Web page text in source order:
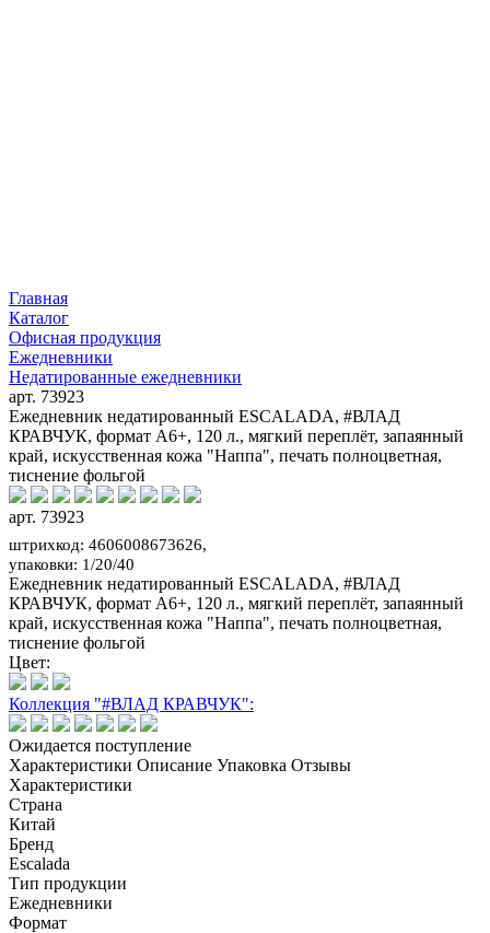
Главная
Каталог
Офисная продукция
Ежедневники
Недатированные ежедневники
арт. 73923
Ежедневник недатированный ESCALADA, #ВЛАД
КРАВЧУК, формат А6+, 120 л., мягкий переплёт, запаянный
край, искусственная кожа "Наппа", печать полноцветная,
тиснение фольгой
арт. 73923
штрихкод: 4606008673626,
упаковки: 1/20/40
Ежедневник недатированный ESCALADA, #ВЛАД
КРАВЧУК, формат А6+, 120 л., мягкий переплёт, запаянный
край, искусственная кожа "Наппа", печать полноцветная,
тиснение фольгой
Цвет:
Коллекция "#ВЛАД КРАВЧУК":
Ожидается поступление
Характеристики Описание Упаковка Отзывы
Характеристики
Страна
Китай
Бренд
Escalada
Тип продукции
Ежедневники
Формат